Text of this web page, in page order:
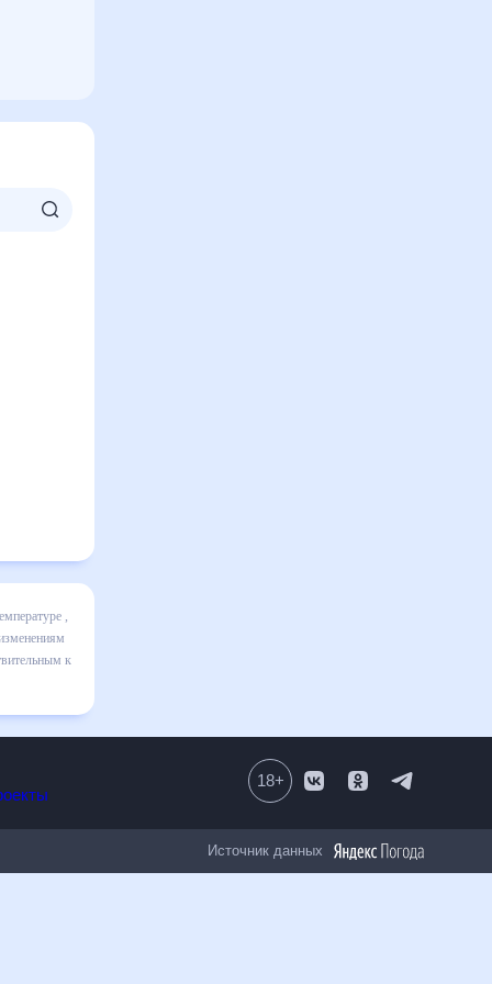
и даст
30 дней.
18+
Источник данных